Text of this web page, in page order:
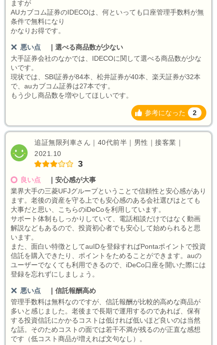
ますが
AUカブコム証券のIDECOは、何といっても口座管理手数料が無
条件で無料になり
かなりお得です。
悪い点
選べる商品数が少ない
大手証券会社のなかでは、IDECOに関して選べる商品数が少な
いです。
現状では、SBI証券が84本、松井証券が40本、楽天証券が32本
で、auカブコム証券は27本です。
もう少し商品数を増やしてほしいです。
参考になった 2
追証無限列車さん｜40代前半｜男性｜接客業｜
2021.10
3
良い点
安心感が大事
業界大手の三菱UFJグループということで信頼性と安心感があり
ます。老後の資産を守る上でも安心感のある会社選びはとても
大事だと思い、こちらのiDeCoを利用しています。
サポート体制もしっかりしていて、電話相談だけではなく動画
解説などもあるので、投資初心者でも安心して始められると思
います。
また、面白い特徴としてauIDを登録すればPontaポイントで投資
信託を購入できたり、ポイントをためることができます。auの
ユーザーでなくても利用できるので、iDeCo口座を開いた際には
登録を忘れずにしましょう。
悪い点
信託報酬高め
管理手数料は無料なのですが、信託報酬が比較的高めな商品が
多いと感じました。老後まで長期で運用するのであれば、保有
する投資信託にかかるコストは低ければ低いほど良いのは当然
な話。そのためコストの面では若干不満が残るのが正直な感想
です（低コスト商品が増えれば文句なし）。